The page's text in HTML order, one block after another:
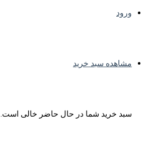
ورود
مشاهده سبد خرید
سبد خرید شما در حال حاضر خالی است.